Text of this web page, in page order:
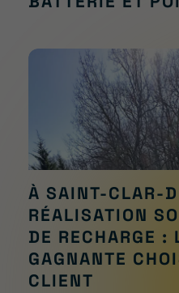
À SAINT-CLAR-
RÉALISATION
DE RECHARGE :
GAGNANTE
CLIENT